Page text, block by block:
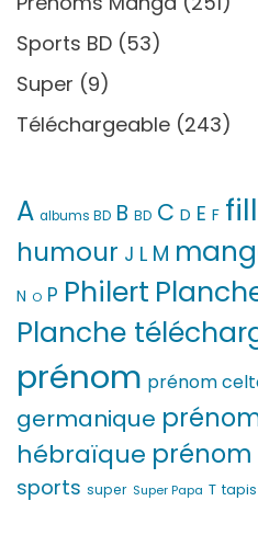
Sports BD (53)
Super (9)
Téléchargeable (243)
A albums BD B BD C D E F
humour J L M
N O P Philert
Planche
prénom prénom
germanique
hébraïque
sports super Super Papa T